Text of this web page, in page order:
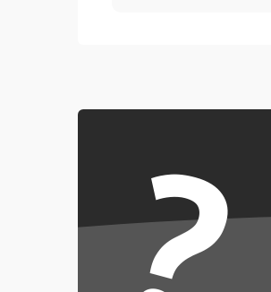
Система охлаждения